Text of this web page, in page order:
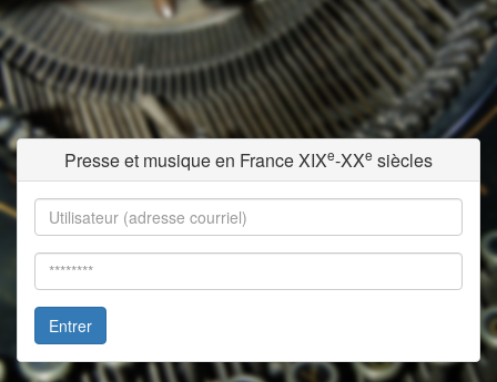
Presse et musique en France XIXe-XXe siècles
Entrer